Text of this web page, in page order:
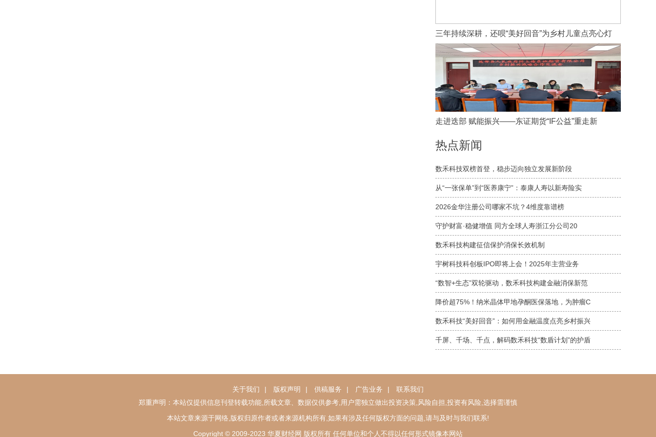
三年持续深耕，还呗“美好回音”为乡村儿童点亮心灯
走进迭部 赋能振兴——东证期货“IF公益”重走新
热点新闻
数禾科技双榜首登，稳步迈向独立发展新阶段
从“一张保单”到“医养康宁”：泰康人寿以新寿险实
2026金华注册公司哪家不坑？4维度靠谱榜
守护财富·稳健增值 同方全球人寿浙江分公司20
数禾科技构建征信保护消保长效机制
宇树科技科创板IPO即将上会！2025年主营业务
“数智+生态”双轮驱动，数禾科技构建金融消保新范
降价超75%！纳米晶体甲地孕酮医保落地，为肿瘤C
数禾科技“美好回音”：如何用金融温度点亮乡村振兴
千屏、千场、千点，解码数禾科技“数盾计划”的护盾
关于我们 | 版权声明 | 供稿服务 | 广告业务 |
联系我们
郑重声明：本站仅提供信息刊登转载功能,所载文章、数据仅供参考,用户需独立做出投资决策,风险自担,投资有风险,选择需谨慎
本站文章来源于网络,版权归原作者或者来源机构所有,如果有涉及任何版权方面的问题,请与及时与我们联系!
Copyright © 2009-2023 华夏财经网 版权所有 任何单位和个人不得以任何形式镜像本网站